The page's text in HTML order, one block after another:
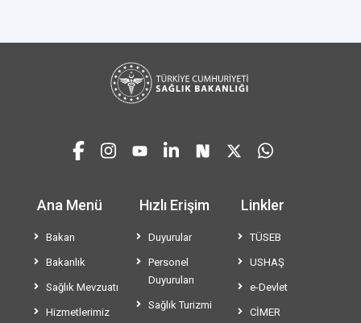
Ana Menü
Bakan
Bakanlık
Sağlık Mevzuatı
Hizmetlerimiz
Hızlı Erişim
Duyurular
Personel
Duyuruları
Sağlık Turizmi
Linkler
TÜSEB
USHAŞ
e-Devlet
CİMER